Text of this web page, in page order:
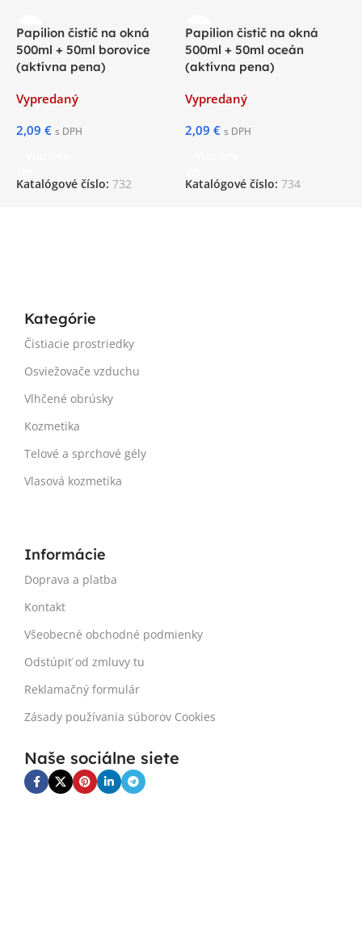
Papilion čistič na okná
500ml + 50ml borovice
(aktívna pena)
Vypredaný
2,09 € s DPH
Katalógové číslo: 732
Papilion čistič na okná
500ml + 50ml oceán
(aktívna pena)
Vypredaný
2,09 € s DPH
Katalógové číslo: 734
Kategórie
Čistiacie prostriedky
Osviežovače vzduchu
Vlhčené obrúsky
Kozmetika
Telové a sprchové gély
Vlasová kozmetika
Informácie
Doprava a platba
Kontakt
Všeobecné obchodné podmienky
Odstúpiť od zmluvy tu
Reklamačný formulár
Zásady používania súborov Cookies
Naše sociálne siete